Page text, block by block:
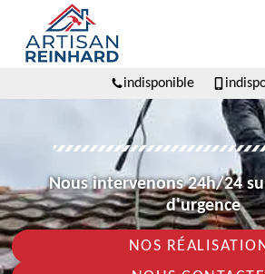
indisponible
Nous intervenons 24h/24
d'urgence
NOS